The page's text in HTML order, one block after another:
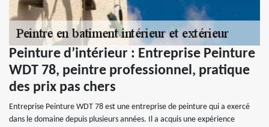
Peinture d’intérieur : Entreprise Peinture
WDT 78, peintre professionnel, pratique
des prix pas chers
Entreprise Peinture WDT 78 est une entreprise de peinture qui a exercé
dans le domaine depuis plusieurs années. Il a acquis une expérience